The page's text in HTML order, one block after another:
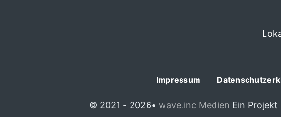
Impressum
© 2021 - 2026•wave.inc Medien Ein Projekt